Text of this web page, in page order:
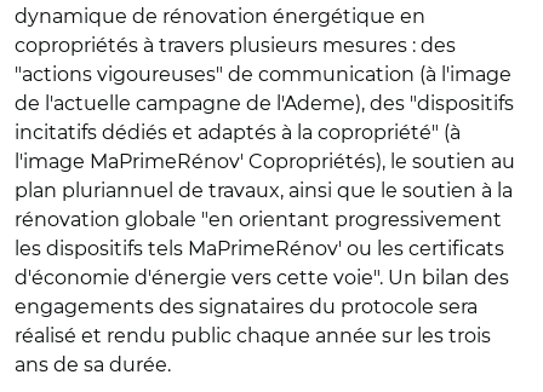
dynamique de rénovation énergétique en
copropriétés à travers plusieurs mesures : des
"actions vigoureuses" de communication (à l'image
de l'actuelle campagne de l'Ademe), des "dispositifs
incitatifs dédiés et adaptés à la copropriété" (à
l'image MaPrimeRénov' Copropriétés), le soutien au
plan pluriannuel de travaux, ainsi que le soutien à la
rénovation globale "en orientant progressivement
les dispositifs tels MaPrimeRénov' ou les certificats
d'économie d'énergie vers cette voie". Un bilan des
engagements des signataires du protocole sera
réalisé et rendu public chaque année sur les trois
ans de sa durée.